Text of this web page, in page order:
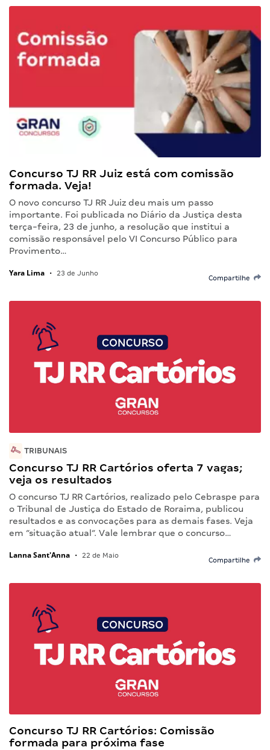
Concurso TJ RR Juiz está com comissão
formada. Veja!
O novo concurso TJ RR Juiz deu mais um passo
importante. Foi publicada no Diário da Justiça desta
terça-feira, 23 de junho, a resolução que institui a
comissão responsável pelo VI Concurso Público para
Provimento…
Yara Lima • 23 de Junho
Compartilhe
TRIBUNAIS
Concurso TJ RR Cartórios oferta 7 vagas;
veja os resultados
O concurso TJ RR Cartórios, realizado pelo Cebraspe para
o Tribunal de Justiça do Estado de Roraima, publicou
resultados e as convocações para as demais fases. Veja
em “situação atual“. Vale lembrar que o concurso…
Lanna Sant'Anna • 22 de Maio
Compartilhe
Concurso TJ RR Cartórios: Comissão
formada para próxima fase